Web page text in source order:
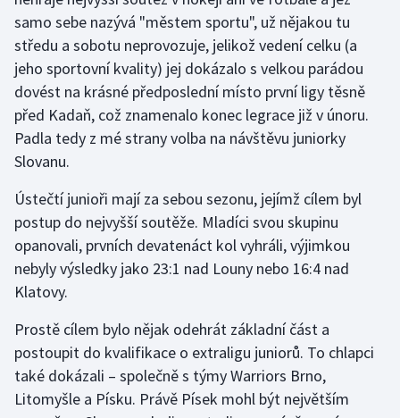
Stolní tenis
Triatlon
Veslování
Vodní slalom
Volejbal
Ostatní
samo sebe nazývá "městem sportu", už nějakou tu
středu a sobotu neprovozuje, jelikož vedení celku (a
jeho sportovní kvality) jej dokázalo s velkou parádou
dovést na krásné předposlední místo první ligy těsně
před Kadaň, což znamenalo konec legrace již v únoru.
Padla tedy z mé strany volba na návštěvu juniorky
Slovanu.
Ústečtí junioři mají za sebou sezonu, jejímž cílem byl
postup do nejvyšší soutěže. Mladíci svou skupinu
opanovali, prvních devatenáct kol vyhráli, výjimkou
nebyly výsledky jako 23:1 nad Louny nebo 16:4 nad
Klatovy.
Prostě cílem bylo nějak odehrát základní část a
postoupit do kvalifikace o extraligu juniorů. To chlapci
také dokázali – společně s týmy Warriors Brno,
Litomyšle a Písku. Právě Písek mohl být největším